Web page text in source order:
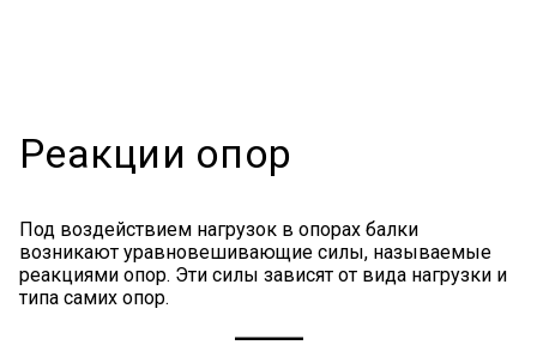
Реакции опор
Под воздействием нагрузок в опорах балки
возникают уравновешивающие силы, называемые
реакциями опор. Эти силы зависят от вида нагрузки и
типа самих опор.